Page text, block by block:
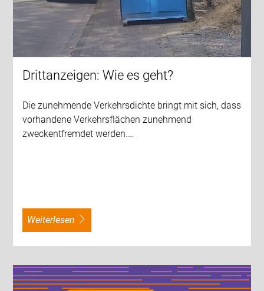
Drittanzeigen: Wie es geht?
Die zunehmende Verkehrsdichte bringt mit sich, dass
vorhandene Verkehrsflächen zunehmend
zweckentfremdet werden.…
weiterlesen